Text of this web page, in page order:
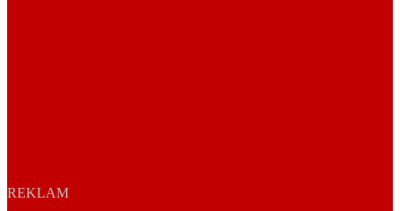
REKLAM